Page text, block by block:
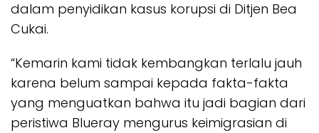
dalam penyidikan kasus korupsi di Ditjen Bea
Cukai.
“Kemarin kami tidak kembangkan terlalu jauh
karena belum sampai kepada fakta-fakta
yang menguatkan bahwa itu jadi bagian dari
peristiwa Blueray mengurus keimigrasian di